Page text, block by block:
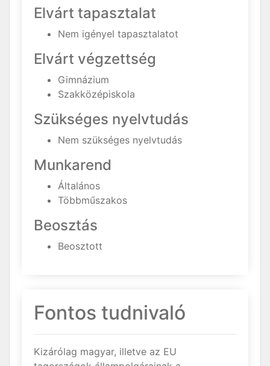
Elvárt tapasztalat
Nem igényel tapasztalatot
Elvárt végzettség
Gimnázium
Szakközépiskola
Szükséges nyelvtudás
Nem szükséges nyelvtudás
Munkarend
Általános
Többműszakos
Beosztás
Beosztott
Fontos tudnivaló
Kizárólag magyar, illetve az EU